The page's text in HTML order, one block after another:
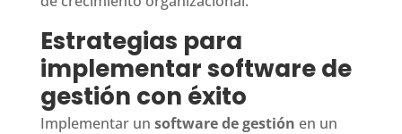
Estrategias para
implementar software de
gestión con éxito
Implementar un software de gestión en un